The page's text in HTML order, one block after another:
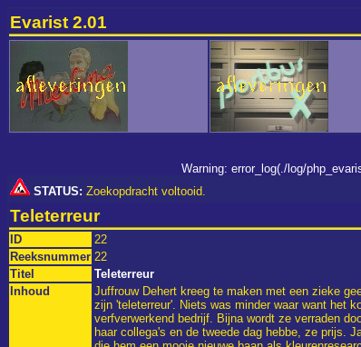
Evarist 2.01
Warning: error_log(./log/
STATUS: Zoekopdracht voltooid.
Teleterreur
ID
22
Reeksnummer 22
Titel
Teleterreur
Inhoud
Juffrouw Dehert kreeg te maken met een zieke
zijn 'teleterreur'. Niets was minder waar want het
verfverwerkend bedrijf. Bijna wordt ze verraden
haar collega's en de tweede dag hebbe, ze prijs.